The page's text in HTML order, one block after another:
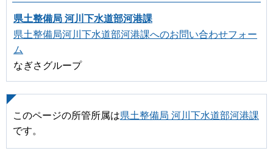
県土整備局 河川下水道部河港課
県土整備局河川下水道部河港課へのお問い合わせフォー
ム
なぎさグループ
このページの所管所属は県土整備局 河川下水道部河港課
です。